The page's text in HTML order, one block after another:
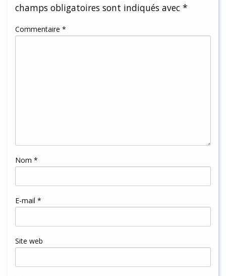
champs obligatoires sont indiqués avec *
Commentaire *
Nom *
E-mail *
Site web